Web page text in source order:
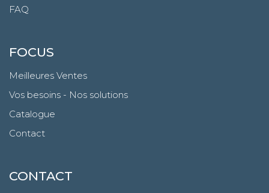
FAQ
FOCUS
Meilleures Ventes
Vos besoins - Nos solutions
Catalogue
Contact
CONTACT